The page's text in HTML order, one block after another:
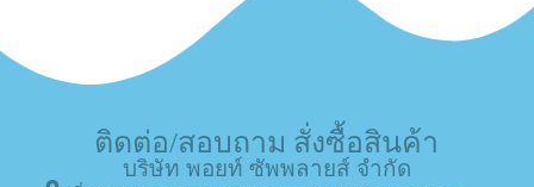
ติดต่อ/สอบถาม สั่งซื้อสินค้า
บริษัท พอยท์ ซัพพลายส์ จำกัด